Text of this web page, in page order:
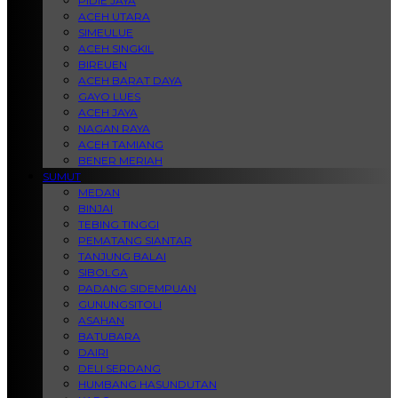
ACEH UTARA
SIMEULUE
ACEH SINGKIL
BIREUEN
ACEH BARAT DAYA
GAYO LUES
ACEH JAYA
NAGAN RAYA
ACEH TAMIANG
BENER MERIAH
SUMUT
MEDAN
BINJAI
TEBING TINGGI
PEMATANG SIANTAR
TANJUNG BALAI
SIBOLGA
PADANG SIDEMPUAN
GUNUNGSITOLI
ASAHAN
BATUBARA
DAIRI
DELI SERDANG
HUMBANG HASUNDUTAN